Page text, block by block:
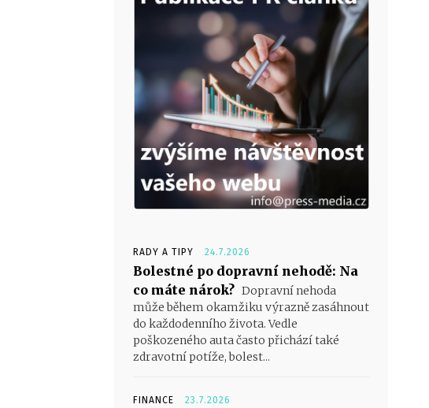
RADY A TIPY 24.7.2026
Bolestné po dopravní nehodě: Na
co máte nárok? Dopravní nehoda
může během okamžiku výrazně zasáhnout
do každodenního života. Vedle
poškozeného auta často přichází také
zdravotní potíže, bolest...
FINANCE 23.7.2026